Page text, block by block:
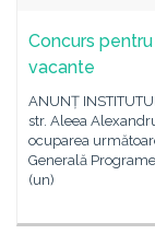
Concurs
vacante
ANUNȚ
str. Aleea
ocuparea
Generală
(un)